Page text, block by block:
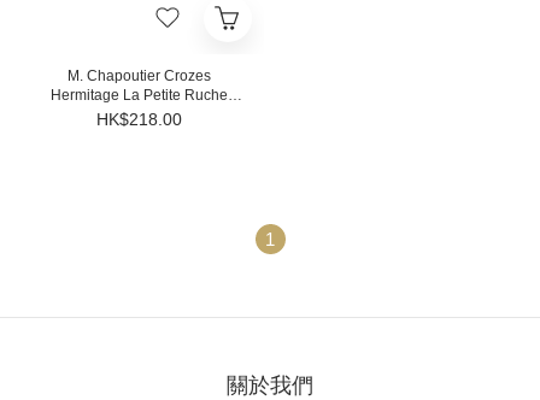
M. Chapoutier Crozes
Hermitage La Petite Ruche
2022
HK$218.00
1
關於我們